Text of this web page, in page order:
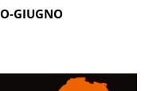
GIUGNO